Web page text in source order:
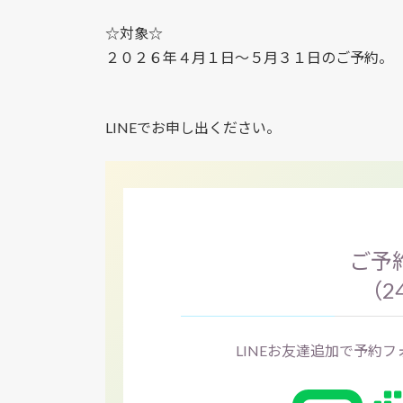
☆対象☆
２０２６年４月１日〜５月３１日のご予約。
LINEでお申し出ください。
ご予
（
LINEお友達追加で予約